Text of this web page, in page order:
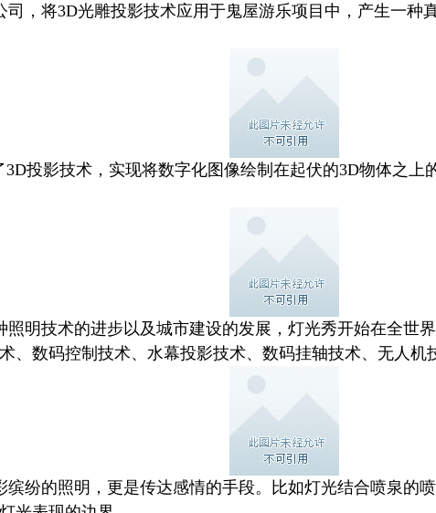
司，将3D光雕投影技术应用于鬼屋游乐项目中，产生一
3D投影技术，实现将数字化图像绘制在起伏的3D物体之
照明技术的进步以及城市建设的发展，灯光秀开始在全世
、数码控制技术、水幕投影技术、数码挂轴技术、无人机
纷的照明，更是传达感情的手段。比如灯光结合喷泉的